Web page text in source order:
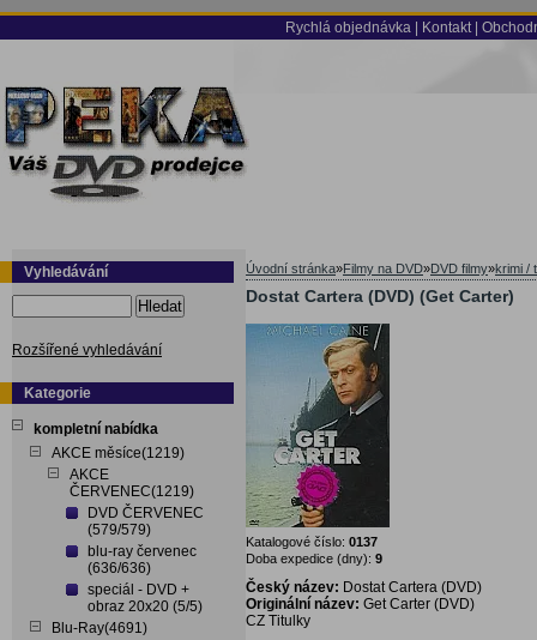
Rychlá objednávka Kontakt
Vyhledávání
Hledat
Rozšířené vyhledávání
Kategorie
kompletní nabídka
AKCE měsíce(1219)
AKCE
ČERVENEC(1219)
DVD ČERVENEC
(579/579)
blu-ray červenec
(636/636)
speciál - DVD +
obraz 20x20 (5/5)
Blu-Ray(4691)
Úvodní stránka»Filmy na DVD»DVD filmy»krimi /
Dostat Cartera (DVD) (Get Carter)
Katalogové číslo: 0137
Doba expedice (dny): 9
Český název: Dostat Cartera (DVD)
Originální název: Get Carter (DVD)
CZ Titulky